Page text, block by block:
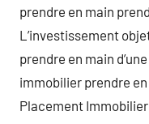
prendre en main
L’investissement
prendre en main
immobilier prendre
Placement